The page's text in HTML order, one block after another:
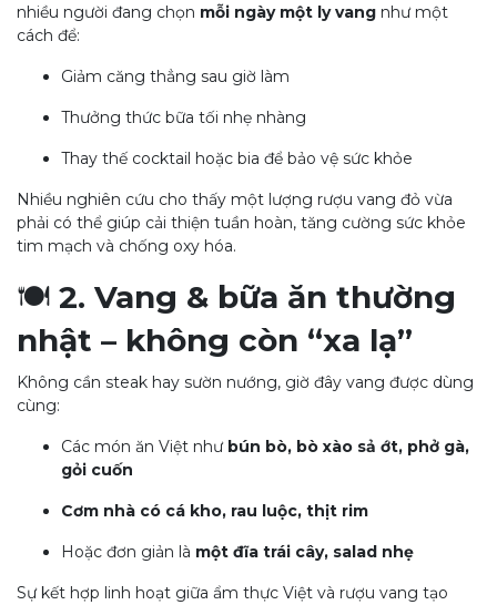
nhiều người đang chọn mỗi ngày một ly vang như một
cách để:
Giảm căng thẳng sau giờ làm
Thưởng thức bữa tối nhẹ nhàng
Thay thế cocktail hoặc bia để bảo vệ sức khỏe
Nhiều nghiên cứu cho thấy một lượng rượu vang đỏ vừa
phải có thể giúp cải thiện tuần hoàn, tăng cường sức khỏe
tim mạch và chống oxy hóa.
🍽 2. Vang & bữa ăn thường
nhật – không còn “xa lạ”
Không cần steak hay sườn nướng, giờ đây vang được dùng
cùng:
Các món ăn Việt như bún bò, bò xào sả ớt, phở gà,
gỏi cuốn
Cơm nhà có cá kho, rau luộc, thịt rim
Hoặc đơn giản là một đĩa trái cây, salad nhẹ
Sự kết hợp linh hoạt giữa ẩm thực Việt và rượu vang tạo